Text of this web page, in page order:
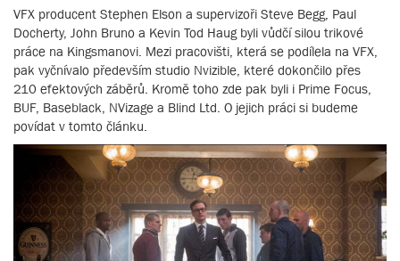
VFX producent Stephen Elson a supervizoři Steve Begg, Paul
Docherty, John Bruno a Kevin Tod Haug byli vůdčí silou trikové
práce na Kingsmanovi. Mezi pracovišti, která se podílela na VFX,
pak vyčnívalo především studio Nvizible, které dokončilo přes
210 efektových záběrů. Kromě toho zde pak byli i Prime Focus,
BUF, Baseblack, NVizage a Blind Ltd. O jejich práci si budeme
povídat v tomto článku.